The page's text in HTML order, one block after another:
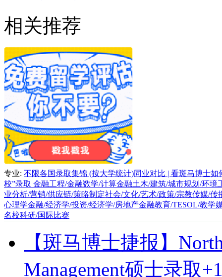
相关推荐
专业: 不限各国录取集锦 (按大学统计)同业对比 | 看斑马博士
校”录取 金融工程/金融数学/计算金融土木/建筑/城市规划/环境
业分析/营销/供应链/策略制定社会/文化/艺术/政策/宗教传媒/传
心理学金融/经济学/投资/经济学/房地产金融教育/TESOL/教学
名校科研/国际比赛
【斑马博士捷报】
Management硕士录取